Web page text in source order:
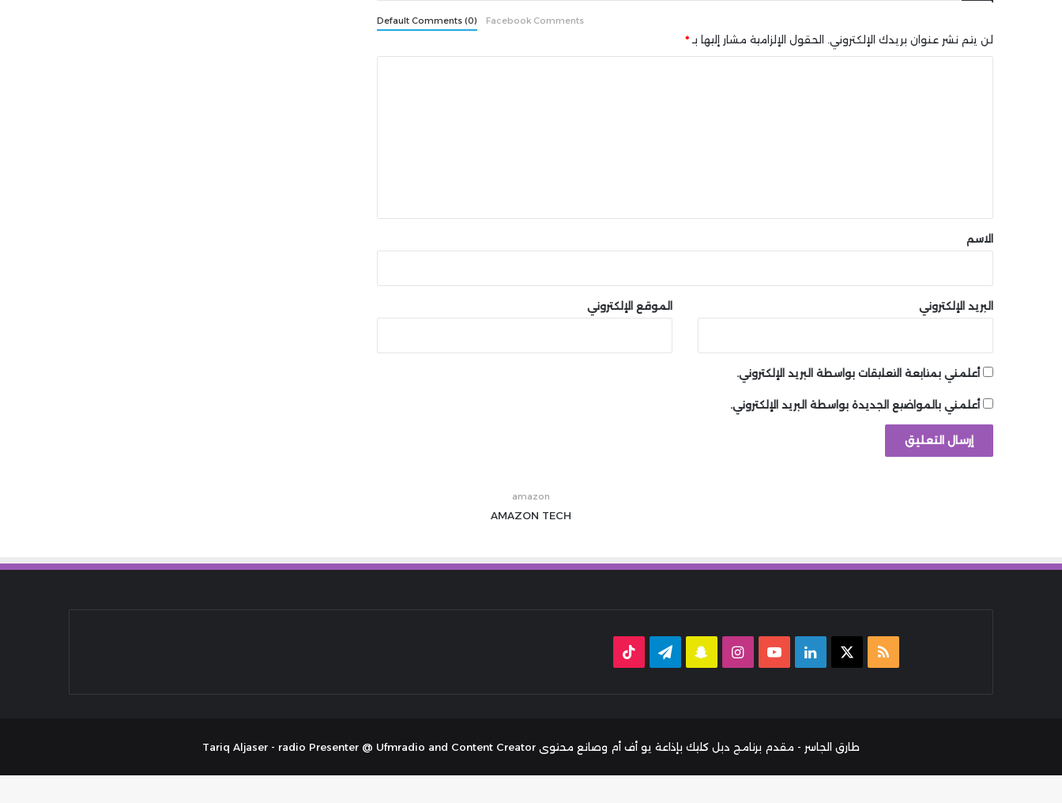
Default Comments (0) Facebook Comments
لن يتم نشر عنوان بريدك الإلكتروني. الحقول الإلزامية مشار إليها بـ *
*الاسم
البريد الإلكتروني الموقع الإلكتروني
أعلمني بمتابعة التعليقات بواسطة البريد الإلكتروني.
أعلمني بالمواضيع الجديدة بواسطة البريد الإلكتروني.
amazon
AMAZON TECH
ملخص
لينكدإن ‫YouTubeانستقرامسناب تيلقرام
طارق الجاسر - مقدم برنامج دبل كليك بإذاعة يو أف أم وصانع محتوى Tariq Aljaser - radio Presenter @ Ufmradio and Content Creator